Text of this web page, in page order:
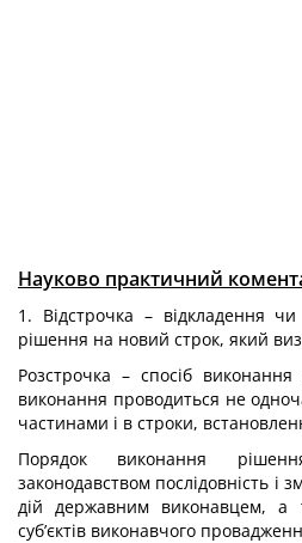
Науково практичний
1. Відстрочка – відкладення
рішення на новий строк, який
Розстрочка – спосіб
виконання проводиться не
частинами і в строки,
Порядок виконання
законодавством послідовність і
дій державним виконавцем, а
суб’єктів виконавчого